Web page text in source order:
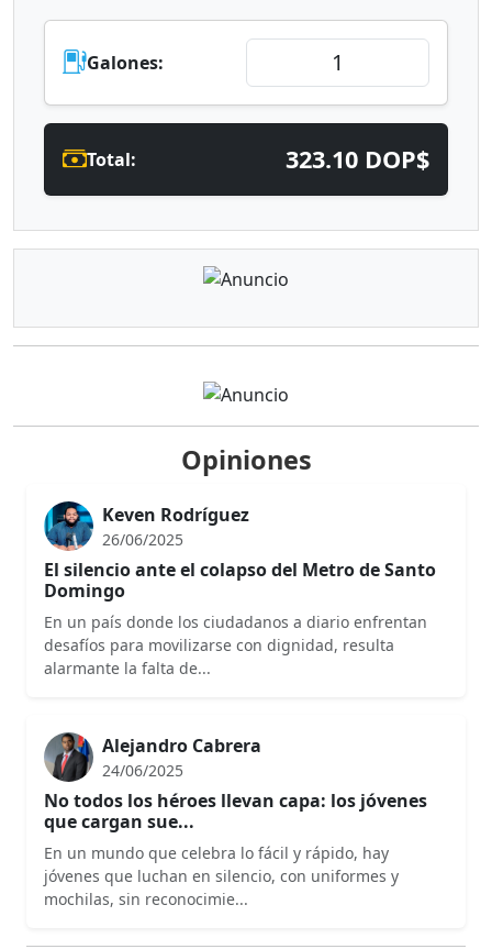
Galones:
Total: 323.10 DOP$
Opiniones
Keven Rodríguez
26/06/2025
El silencio ante el colapso del Metro de Santo
Domingo
En un país donde los ciudadanos a diario enfrentan
desafíos para movilizarse con dignidad, resulta
alarmante la falta de...
Alejandro Cabrera
24/06/2025
No todos los héroes llevan capa: los jóvenes
que cargan sue...
En un mundo que celebra lo fácil y rápido, hay
jóvenes que luchan en silencio, con uniformes y
mochilas, sin reconocimie...